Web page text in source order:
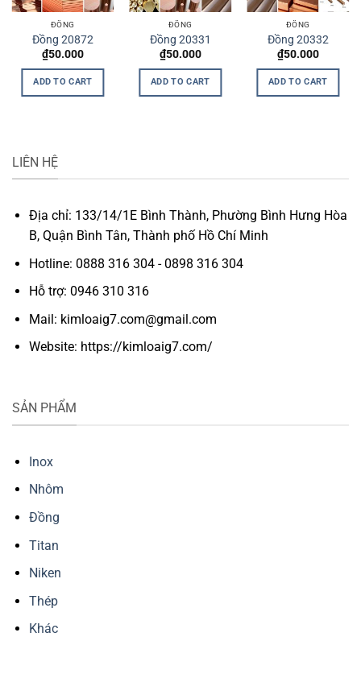
ĐỒNG
Đồng 20872
₫50.000
ADD TO CART
ĐỒNG
Đồng 20331
₫50.000
ADD TO CART
ĐỒNG
Đồng 20332
₫50.000
ADD TO CART
LIÊN HỆ
Địa chỉ: 133/14/1E Bình Thành, Phường Bình Hưng Hòa
B, Quận Bình Tân, Thành phố Hồ Chí Minh
Hotline: 0888 316 304 - 0898 316 304
Hỗ trợ: 0946 310 316
Mail: kimloaig7.com@gmail.com
Website: https://kimloaig7.com/
SẢN PHẨM
Inox
Nhôm
Đồng
Titan
Niken
Thép
Khác